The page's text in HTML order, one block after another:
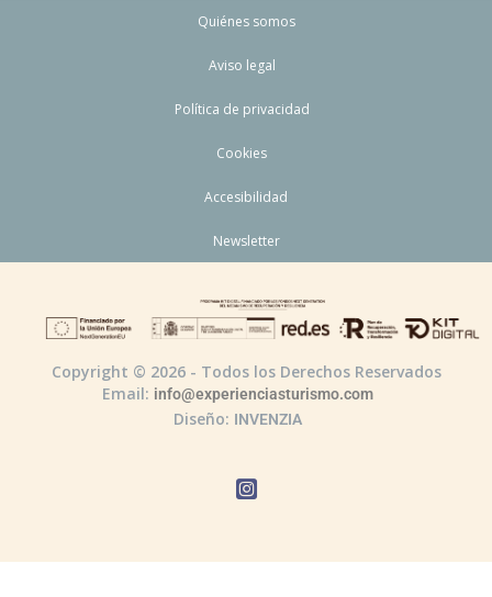
Quiénes somos
Aviso legal
Política de privacidad
Cookies
Accesibilidad
Newsletter
Copyright © 2026 - Todos los Derechos Reservados
Email: info@experienciasturismo.com
Diseño: INVENZIA